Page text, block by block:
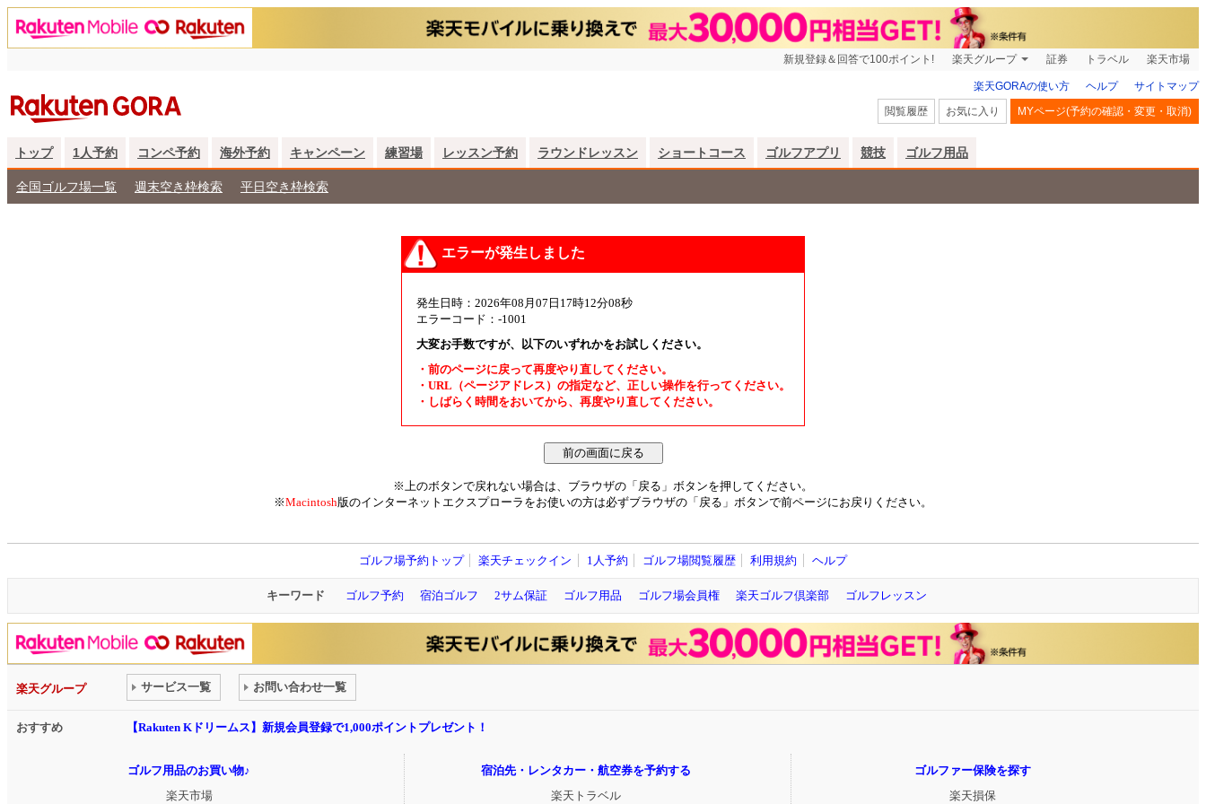
新規登録＆回答で100ポイント! 楽天グループ 証券 トラベル 楽天市場
楽天GORAの使い方 ヘルプ
サイトマップ
閲覧履歴
お気に入り MYページ(予約の確認・変更・取消)
トップ 1人予約 コンペ予約 海外予約 キャンペーン 練習場 レッスン予約 ラウンドレッスン ショートコース ゴルフアプリ 競技 ゴルフ用品
全国ゴルフ場一覧 週末空き枠検索 平日空き枠検索
エラーが発生しました
発生日時：2026年08月07日17時12分08秒
エラーコード：-1001
大変お手数ですが、以下のいずれかをお試しください。
・前のページに戻って再度やり直してください。
・URL（ページアドレス）の指定など、正しい操作を行ってください。
・しばらく時間をおいてから、再度やり直してください。
※上のボタンで戻れない場合は、ブラウザの「戻る」ボタンを押してください。
※Macintosh版のインターネットエクスプローラをお使いの方は必ずブラウザの「戻る」ボタンで前ページにお戻りください。
ゴルフ場予約トップ 楽天チェックイン 1人予約 ゴルフ場閲覧履歴 利用規約 ヘルプ
キーワード ゴルフ予約 宿泊ゴルフ 2サム保証 ゴルフ用品 ゴルフ場会員権 楽天ゴルフ倶楽部 ゴルフレッスン
楽天グループ サービス一覧 お問い合わせ一覧
おすすめ 【Rakuten Kドリームス】新規会員登録で1,000ポイントプレゼント！
ゴルフ用品のお買い物♪
楽天市場
宿泊先・レンタカー・航空券を予約する
楽天トラベル
ゴルファー保険を探す
楽天損保